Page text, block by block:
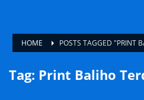
HOME POSTS TAGGED "PRINT
Tag: Print Baliho